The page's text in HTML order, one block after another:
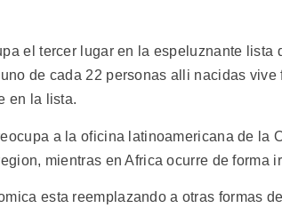
el tercer lugar en la espeluznante lista
de cada 22 personas alli nacidas vive
en la lista.
a la oficina latinoamericana de la
mientras en Africa ocurre de forma
esta reemplazando a otras formas